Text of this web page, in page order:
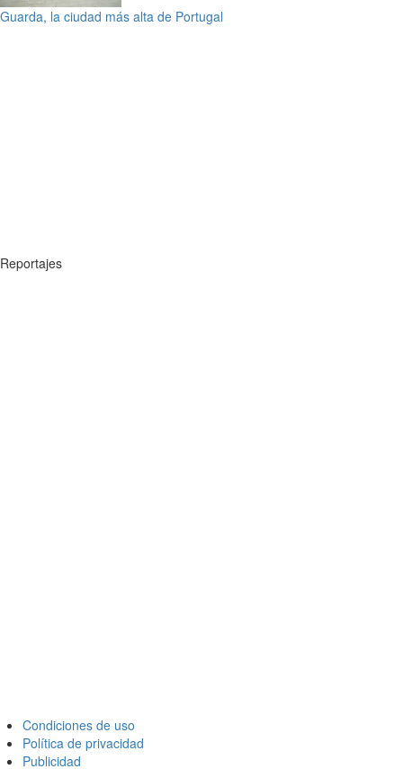
Guarda, la ciudad más alta de Portugal
Reportajes
Condiciones de uso
Política de privacidad
Publicidad